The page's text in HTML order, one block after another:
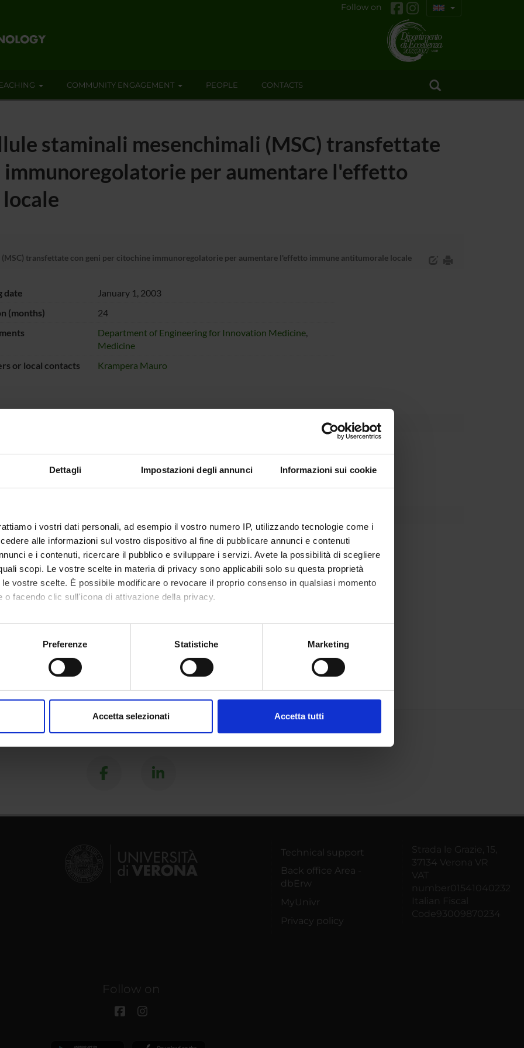
Dettagli Impostazioni degli annunci Informazioni sui cookie
i vostri dati personali, ad esempio il vostro numero IP, utilizzando tecnologie come i
alle informazioni sul vostro dispositivo al fine di pubblicare annunci e contenuti
e i contenuti, ricercare il pubblico e sviluppare i servizi. Avete la possibilità di scegliere
scopi. Le vostre scelte in materia di privacy sono applicabili solo su questa proprietà
vostre scelte. È possibile modificare o revocare il proprio consenso in qualsiasi momento
o facendo clic sull'icona di attivazione della privacy.
anche:
sulla tua posizione geografica, con un'approssimazione di qualche metro,
in qualsiasi momento dalla Dichiarazione sui cookie.
Preferenze Statistiche Marketing
Accetta selezionati Accetta tutti
Follow on
COMMUNITY ENGAGEMENT PEOPLE CONTACTS
staminali mesenchimali (MSC) transfettate
immunoregolatorie per aumentare l'effetto
transfettate con geni per citochine immunoregolatorie per aumentare l'effetto immune antitumorale locale
date
January 1, 2003
(months)
24
Department of Engineering for Innovation Medicine,
Medicine
or local contacts
Krampera Mauro
Full Professor
Technical support
Back office Area -
dbErw
MyUnivr
Privacy policy
Strada le Grazie, 15,
37134 Verona VR
VAT
number01541040232
Italian Fiscal
Code93009870234
Follow on